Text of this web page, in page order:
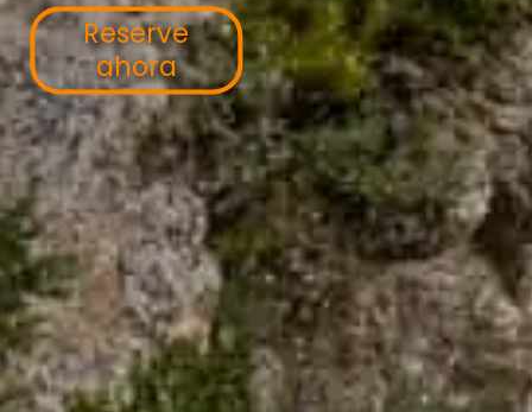
Reserve
ahora